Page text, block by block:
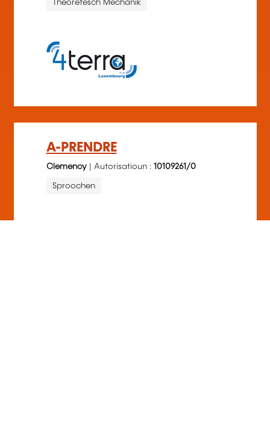
Theoretesch Mechanik
A-PRENDRE
Clemency| Autorisatioun : 10109261/0
Sproochen